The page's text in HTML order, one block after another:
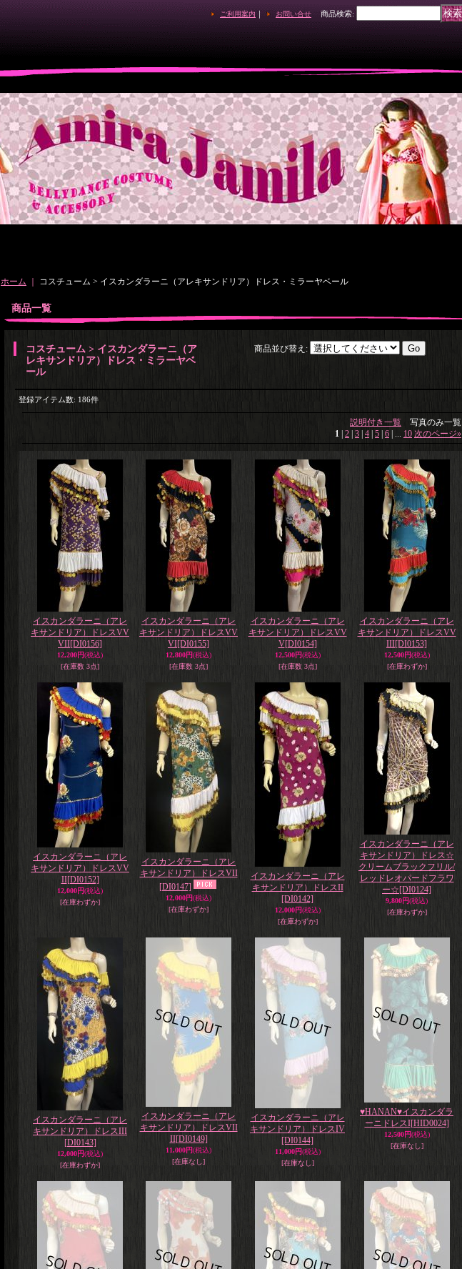
ご利用案内 ｜ お問い合せ 商品検索:
ホーム コスチューム > イスカンダラーニ（アレキサンドリア）ドレス・ミラーヤベール
商品一覧
コスチューム > イスカンダラーニ（ア
レキサンドリア）ドレス・ミラーヤベ
ール
商品並び替え :
登録アイテム数: 186件
説明付き一覧 写真のみ一覧
1 2 3 4 5 6 ... 10 次のページ»
イスカンダラーニ（アレ
キサンドリア）ドレスVV
VII[DI0156]
12,200円(税込)
[在庫数 3点]
イスカンダラーニ（アレ
キサンドリア）ドレスVV
VI[DI0155]
12,800円(税込)
[在庫数 3点]
イスカンダラーニ（アレ
キサンドリア）ドレスVV
V[DI0154]
12,500円(税込)
[在庫数 3点]
イスカンダラーニ（アレ
キサンドリア）ドレスVV
III[DI0153]
12,500円(税込)
[在庫わずか]
イスカンダラーニ（アレ
キサンドリア）ドレスVV
II[DI0152]
12,000円(税込)
[在庫わずか]
イスカンダラーニ（アレ
キサンドリア）ドレスVII
[DI0147]
12,000円(税込)
[在庫わずか]
イスカンダラーニ（アレ
キサンドリア）ドレスII
[DI0142]
12,000円(税込)
[在庫わずか]
イスカンダラーニ（アレ
キサンドリア）ドレス☆
クリームブラックフリル/
レッドレオパードフラワ
ー☆[DI0124]
9,800円(税込)
[在庫わずか]
イスカンダラーニ（アレ
キサンドリア）ドレスIII
[DI0143]
12,000円(税込)
[在庫わずか]
イスカンダラーニ（アレ
キサンドリア）ドレスVII
II[DI0149]
11,000円(税込)
[在庫なし]
イスカンダラーニ（アレ
キサンドリア）ドレスIV
[DI0144]
11,000円(税込)
[在庫なし]
♥HANAN♥イスカンダラ
ーニドレスI[HID0024]
12,500円(税込)
[在庫なし]